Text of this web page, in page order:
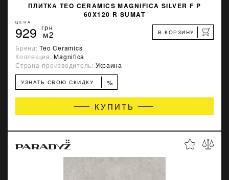
ПЛИТКА TEO CERAMICS MAGNIFICA SILVER F P
60X120 R SUMAT
ЦЕНА
929 грн
м2 В КОРЗИНУ
Бренд:Teo Ceramics
Коллекция:Magnifica
Страна-производитель: Украина
УЗНАТЬ СВОЮ СКИДКУ %
КУПИТЬ